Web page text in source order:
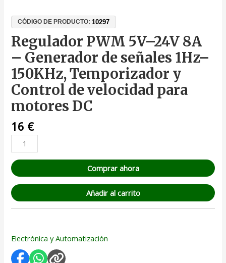
CÓDIGO DE PRODUCTO:10297
Regulador PWM 5V–24V 8A
– Generador de señales 1Hz–
150KHz, Temporizador y
Control de velocidad para
motores DC
16 €
Comprar ahora
Añadir al carrito
Electrónica y Automatización